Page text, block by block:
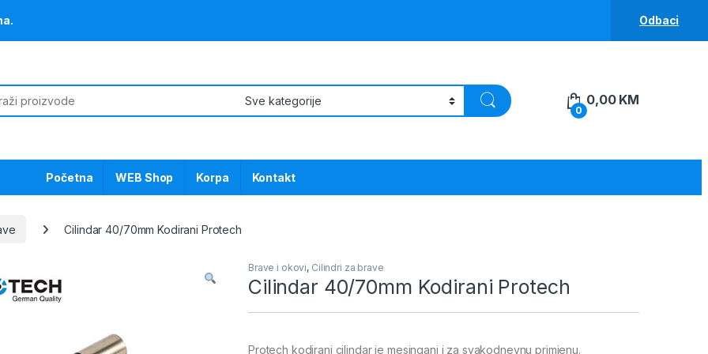
Odbaci
0
0,00 KM
Početna WEB Shop Korpa Kontakt
Cilindar 40/70mm Kodirani Protech
Brave i okovi, Cilindri za brave
Cilindar 40/70mm Kodirani Protech
Protech kodirani cilindar je mesingani i za svakodnevnu primjenu.